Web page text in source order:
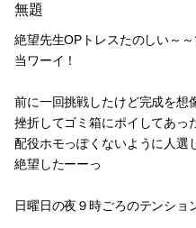
無題
絶望先生OPトレスたのしい～
当ワーイ！
前に一回挑戦したけど完成を想
挫折してゴミ箱にポイしてあっ
配役ホモっぽくないように人選
絶望したーーっ
日曜日の夜９時ごろのテンショ